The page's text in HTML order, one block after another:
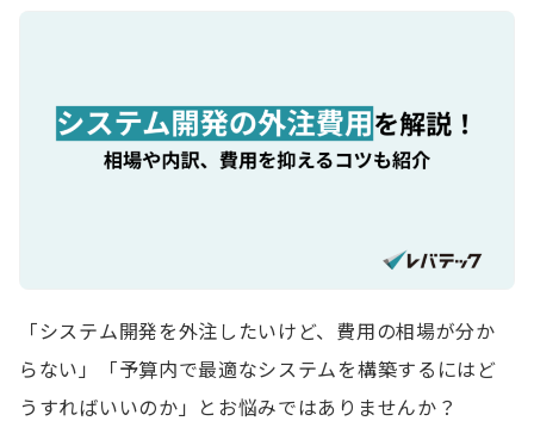
「システム開発を外注したいけど、費用の相場が分か
らない」「予算内で最適なシステムを構築するにはど
うすればいいのか」とお悩みではありませんか？